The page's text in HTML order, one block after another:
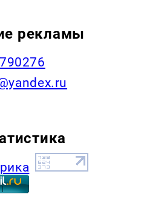
рекламы